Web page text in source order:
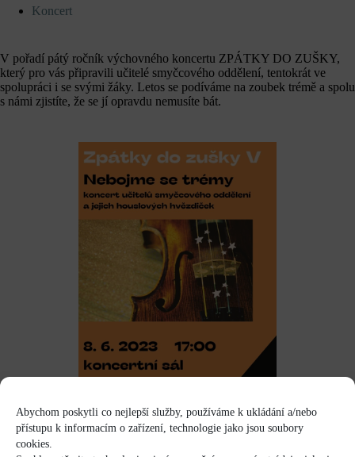
Abychom poskytli co nejlepší služby, používáme k ukládání a/nebo
přístupu k informacím o zařízení, technologie jako jsou soubory
cookies.
Koncert
V pořadí pátý ročník výchovného koncertu ZPÁTKY DO ZUŠKY,
který pro vás připravili učitelé smyčcového oddělení, tentokrát ve
spolupráci i se svými žáky. Letos se podíváme na zoubek trémě a spolu
s námi zjistíte, že se jí opravdu nemusíte bát.